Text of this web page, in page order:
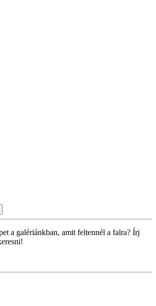
a galériánkban, amit feltennél a falra? Írj